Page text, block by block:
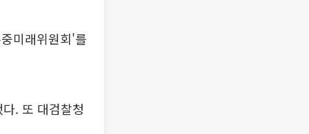
미래위원회'를
. 또 대검찰청